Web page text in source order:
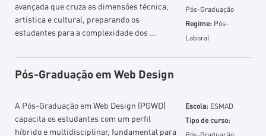
avançada que cruza as dimensões técnica,
artística e cultural, preparando os
estudantes para a complexidade dos ...
Pós-Graduação
Regime: Pós-
Laboral
Pós-Graduação em Web Design
A Pós-Graduação em Web Design (PGWD)
capacita os estudantes com um perfil
híbrido e multidisciplinar, fundamental para
Escola: ESMAD
Tipo de curso: